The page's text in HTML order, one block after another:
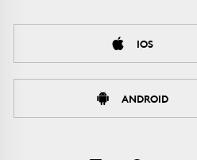
IOS
ANDROID